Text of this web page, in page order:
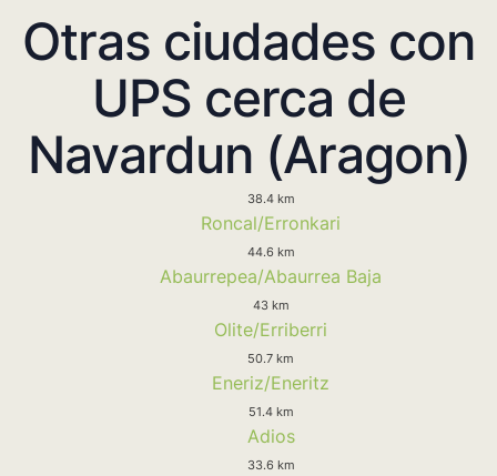
Otras ciudades con
UPS cerca de
Navardun (Aragon)
38.4 km
Roncal/Erronkari
44.6 km
Abaurrepea/Abaurrea Baja
43 km
Olite/Erriberri
50.7 km
Eneriz/Eneritz
51.4 km
Adios
33.6 km